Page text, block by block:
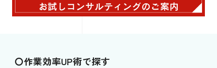
〇作業効率UP術で探す